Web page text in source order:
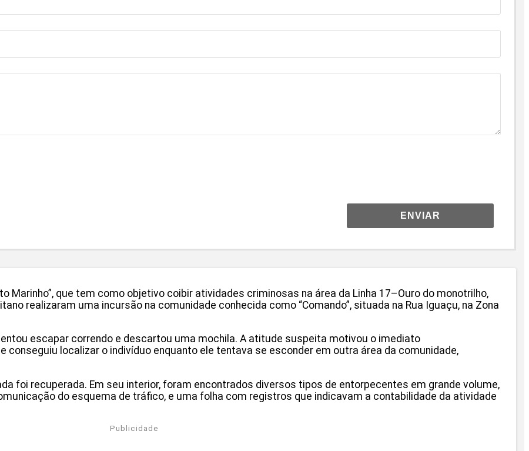
ENVIAR
Marinho”, que tem como objetivo coibir atividades criminosas na área da Linha 17–Ouro do monotrilho,
realizaram uma incursão na comunidade conhecida como “Comando”, situada na Rua Iguaçu, na Zona
escapar correndo e descartou uma mochila. A atitude suspeita motivou o imediato
conseguiu localizar o indivíduo enquanto ele tentava se esconder em outra área da comunidade,
foi recuperada. Em seu interior, foram encontrados diversos tipos de entorpecentes em grande volume,
do esquema de tráfico, e uma folha com registros que indicavam a contabilidade da atividade
Publicidade